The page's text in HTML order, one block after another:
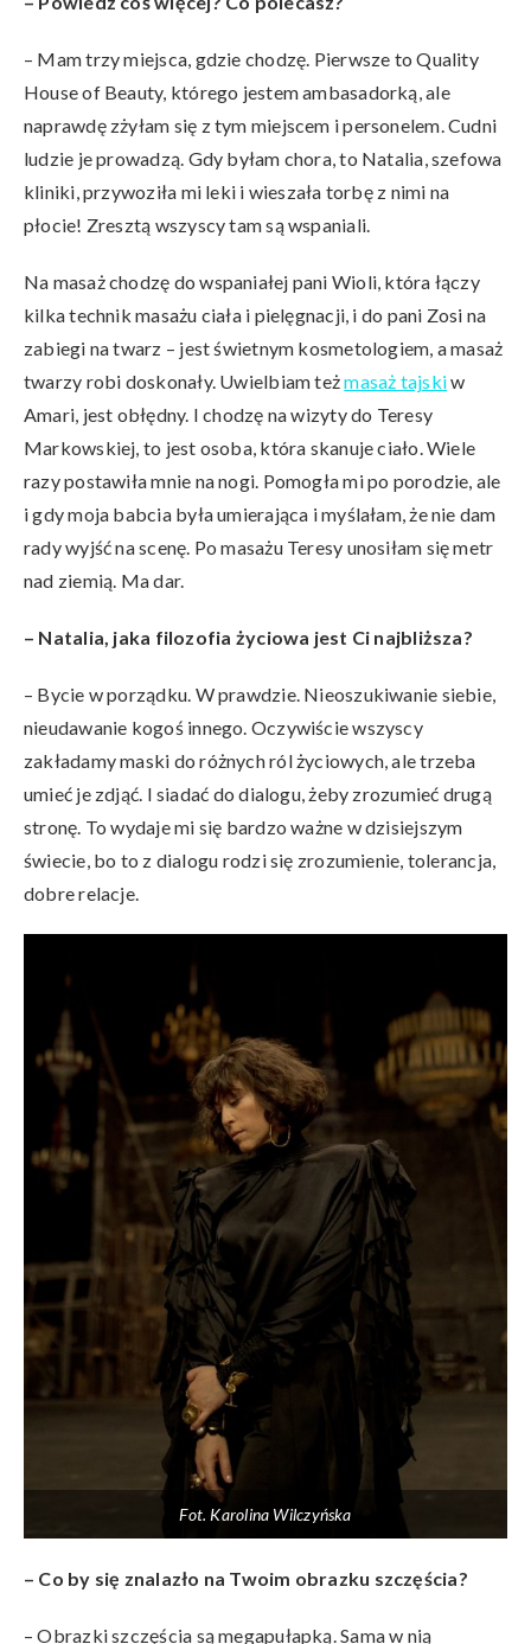
– Mam trzy miejsca, gdzie chodzę. Pierwsze to Quality
House of Beauty, którego jestem ambasadorką, ale
naprawdę zżyłam się z tym miejscem i personelem. Cudni
ludzie je prowadzą. Gdy byłam chora, to Natalia, szefowa
kliniki, przywoziła mi leki i wieszała torbę z nimi na
płocie! Zresztą wszyscy tam są wspaniali.
Na masaż chodzę do wspaniałej pani Wioli, która łączy
kilka technik masażu ciała i pielęgnacji, i do pani Zosi na
zabiegi na twarz – jest świetnym kosmetologiem, a masaż
twarzy robi doskonały. Uwielbiam teżmasaż tajskiw
Amari, jest obłędny. I chodzę na wizyty do Teresy
Markowskiej, to jest osoba, która skanuje ciało. Wiele
razy postawiła mnie na nogi. Pomogła mi po porodzie, ale
i gdy moja babcia była umierająca i myślałam, że nie dam
rady wyjść na scenę. Po masażu Teresy unosiłam się metr
nad ziemią. Ma dar.
– Natalia, jaka filozofia życiowa jest Ci najbliższa?
– Bycie w porządku. W prawdzie. Nieoszukiwanie siebie,
nieudawanie kogoś innego. Oczywiście wszyscy
zakładamy maski do różnych ról życiowych, ale trzeba
umieć je zdjąć. I siadać do dialogu, żeby zrozumieć drugą
stronę. To wydaje mi się bardzo ważne w dzisiejszym
świecie, bo to z dialogu rodzi się zrozumienie, tolerancja,
dobre relacje.
Fot. Karolina Wilczyńska
– Co by się znalazło na Twoim obrazku szczęścia?
– Obrazki szczęścia są megapułapką. Sama w nią